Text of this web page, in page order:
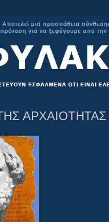
ΑΡΧΑΙΟΤΗΤΑΣ